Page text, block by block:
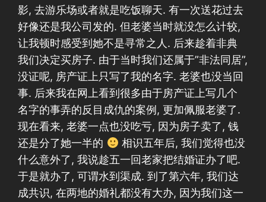
影, 去游乐场或者就是吃饭聊天. 有一次送花过去
好像还是我公司发的. 但老婆当时就没怎么计较,
让我顿时感受到她不是寻常之人. 后来趁着非典
我们决定买房子. 由于当时我们还属于”非法同居”,
没证呢, 房产证上只写了我的名字. 老婆也没当回
事. 后来我在网上看到很多由于房产证上写几个
名字的事弄的反目成仇的案例, 更加佩服老婆了.
现在看来, 老婆一点也没吃亏, 因为房子卖了, 钱
还是分了她一半的
相识五年后, 我们觉得也没
什么意外了, 我说趁五一回老家把结婚证办了吧.
于是就办了, 可谓水到渠成. 到了第六年, 我们达
成共识, 在两地的婚礼都没有大办, 因为我们这一